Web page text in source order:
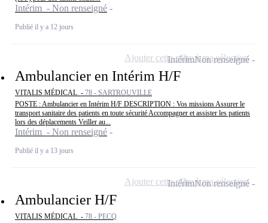
Intérim - Non renseigné
Publié il y a 12 jours
Ambulancier en Intérim H/F
VITALIS MÉDICAL - 78 - SARTROUVILLE
POSTE : Ambulancier en Intérim H/F DESCRIPTION : Vos missions Assurer le
transport sanitaire des patients en toute sécurité Accompagner et assister les patients
lors des déplacements Veiller au...
Intérim - Non renseigné
Publié il y a 13 jours
IntérimNon renseigné
Ajouter cette offre à ma sélection
Ambulancier H/F
VITALIS MÉDICAL - 78 - PECQ
IntérimNon renseigné
Ajouter cette offre à ma sélection